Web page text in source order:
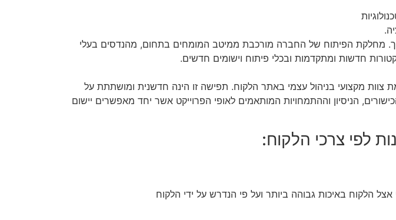
מחלקת הפיתוח של החברה מורכבת ממיטב המומחים בתחום, מהנדסים בעלי
חדשות ומתקדמות ובכלי פיתוח וישומים חדשים.
צוות מקצועי בניהול עצמי באתר הלקוח. תפישה זו הינה חדשנית ומושתתת על
הניסיון וההתמחויות המותאמים לאופי הפרוייקט אשר יחד מאפשרים יישום
לפי צרכי הלקוח: